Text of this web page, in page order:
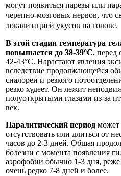
могут появиться парезы или
черепно-мозговых нервов, что
локализацией укусов на голове.
В этой стадии температура
повышается до 38-39°С, перед
42-43°С. Нарастают явления
вследствие продолжающейся
сиалореи и резкого
резко худеет. Он лежит
полуоткрытыми глазами из-за
век.
Паралитический период может
отсутствовать или длиться от
часов до 2-3 дней. Общая
болезни с момента появления
аэрофобии обычно 1-3 дня,
очень редко 7-8 дней и более.